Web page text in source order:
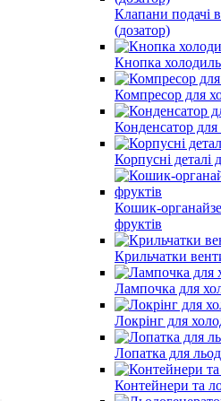
Клапани подачі
(дозатор)
Кнопка
Компресор для
Конденсатор
Корпусні деталі
Кошик-
фруктів
Крильчатки
Лампочка для
Локрінг для
Лопатка для
Контейнери та